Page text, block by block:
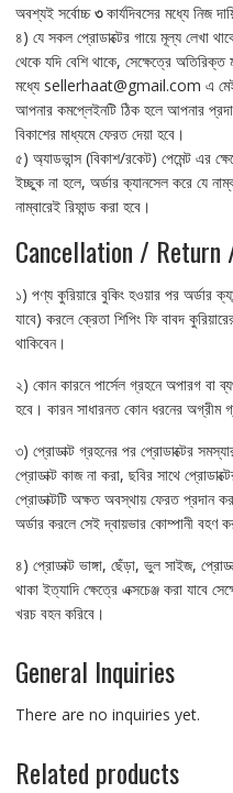
অবশ্যই সর্বোচ্চ৩কার্যদিবসের মধ্যে নিজ
৪) যে সকল প্রোডাক্টের গায়ে মূল্য লেখা
থেকে যদি বেশি থাকে, সেক্ষেত্রে
মধ্যে sellerhaat@gmail.com এ মেইল
আপনার কমপ্লেইনটি ঠিক হলে আপনার
বিকাশের মাধ্যমে ফেরত দেয়া হবে।
৫) অ্যাডভান্স (বিকাশ/রকেট) পেমেন্ট এর
ইচ্ছুক না হলে, অর্ডার ক্যানসেল করে যে
নাম্বারেই রিফান্ড করা হবে।
Cancellation / Return
১) পণ্য কুরিয়ারে বুকিং হওয়ার পর অর্ডার
যাবে) করলে ক্রেতা শিপিং ফি বাবদ
থাকিবেন।
২) কোন কারনে পার্সেল গ্রহনে অপারগ বা
হবে। কারন সাধারনত কোন ধরনের অগ্রীম
৩) প্রোডাক্ট গ্রহনের পর প্রোডাক্টের
প্রোডাক্ট কাজ না করা, ছবির সাথে
প্রোডাক্টটি অক্ষত অবস্থায় ফেরত প্রদান
অর্ডার করলে সেই দ্বায়ভার কোম্পানী বহণ
৪) প্রোডাক্ট ভাঙ্গা, ছেঁড়া, ভুল সাইজ,
থাকা ইত্যাদি ক্ষেত্রে এক্সচেঞ্জ করা যাবে
খরচ বহন করিবে।
General Inquiries
There are no inquiries yet.
Related products